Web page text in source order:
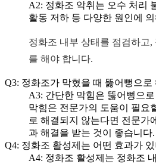
A2: 정화조 악취는 오수 처리
활동 저하 등 다양한 원인에
정화조 내부 상태를 점검하고,
를 해야 합니다.
Q3: 정화조가 막혔을 때 뚫어뻥으로
A3: 간단한 막힘은 뚫어뻥으
막힘은 전문가의 도움이 필요
로 해결되지 않는다면 전문가
과 해결을 받는 것이 좋습니다.
Q4: 정화조 활성제는 어떤 효과가
A4: 정화조 활성제는 정화조